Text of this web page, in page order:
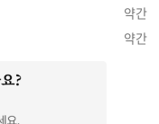
약간
약간